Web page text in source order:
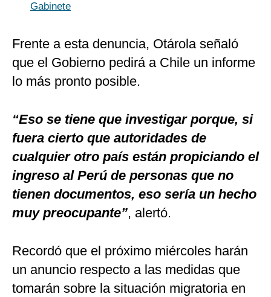
Gabinete
Frente a esta denuncia, Otárola señaló
que el Gobierno pedirá a Chile un informe
lo más pronto posible.
“Eso se tiene que investigar porque, si
fuera cierto que autoridades de
cualquier otro país están propiciando el
ingreso al Perú de personas que no
tienen documentos, eso sería un hecho
muy preocupante”, alertó.
Recordó que el próximo miércoles harán
un anuncio respecto a las medidas que
tomarán sobre la situación migratoria en